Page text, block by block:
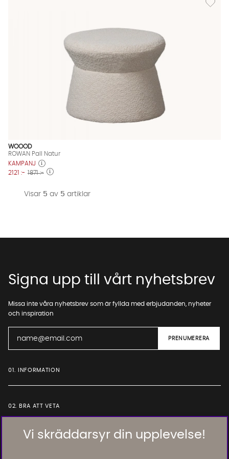
WOOOD
ROWAN Pall Natur
KAMPANJ
2121 :- 1871 :-
Visar 5 av 5 artiklar
Vi skräddarsyr din upplevelse!
Signa upp till vårt nyhetsbrev
Missa inte våra nyhetsbrev som är fyllda med erbjudanden, nyheter
och inspiration
01. INFORMATION
02. BRA ATT VETA
Läs och lämna kundomdömen: